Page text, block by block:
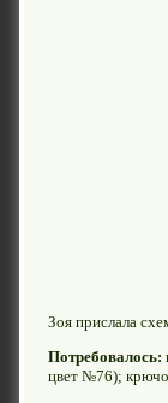
Зоя прислала
Потребовалось:
цвет №76);